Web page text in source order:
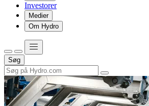
Investorer
Medier
Om Hydro
Søg